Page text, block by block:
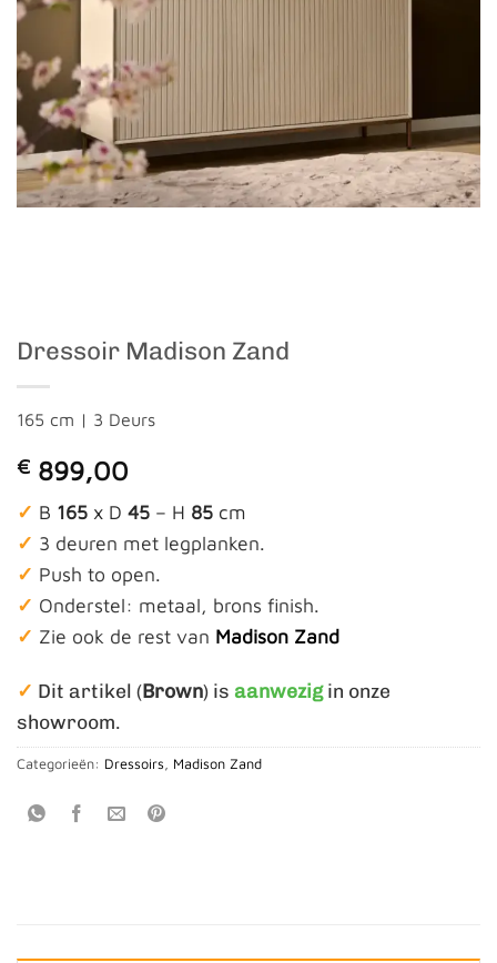
Dressoir Madison Zand
165 cm | 3 Deurs
€ 899,00
✓ B 165 x D 45 – H 85 cm
✓ 3 deuren met legplanken.
✓ Push to open.
✓ Onderstel: metaal, brons finish.
✓ Zie ook de rest van Madison Zand
✓ Dit artikel (Brown) is aanwezigin onze
showroom.
Categorieën: Dressoirs Madison Zand